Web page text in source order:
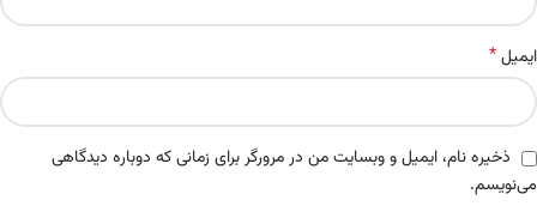
ایمیل*
ذخیره نام، ایمیل و وبسایت من در مرورگر برای زمانی که دوباره دیدگاهی
می‌نویسم.